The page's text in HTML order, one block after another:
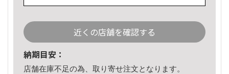
近くの店舗を確認する
納期目安：
店舗在庫不足の為、取り寄せ注文となります。